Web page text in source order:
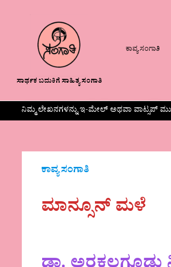
ಸಾರ್ಥಕ ಬದುಕಿಗೆ ಸಾಹಿತ್ಯ ಸಂಗಾತಿ
ಕಾವ್ಯ ಸಂಗಾತಿ
ನಿಮ್ಮ ಲೇಖನಗಳನ್ನು ಇ-ಮೇಲ್ ಅಥವಾ ವಾಟ್ಸಪ್
ಕಾವ್ಯ ಸಂಗಾತಿ
ಮಾನ್ಸೂನ್ ಮಳೆ